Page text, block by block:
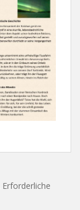
Erforderliche